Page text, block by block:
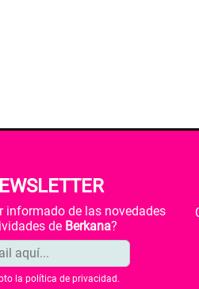
informado de las novedades
de Berkana?
la política de privacidad .